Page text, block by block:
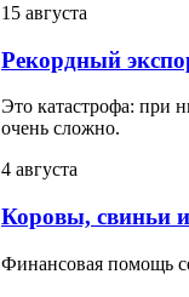
15 августа
Рекордный
Это катастрофа: при
очень сложно.
4 августа
Коровы, свиньи и
Финансовая помощь